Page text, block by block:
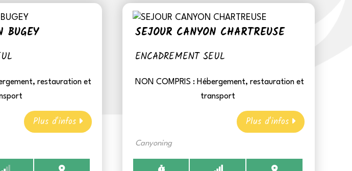
BUGEY
restauration et
Plus d'infos
SEJOUR CANYON CHARTREUSE
ENCADREMENT SEUL
NON COMPRIS : Hébergement, restauration et
transport
Plus d'infos
Canyoning